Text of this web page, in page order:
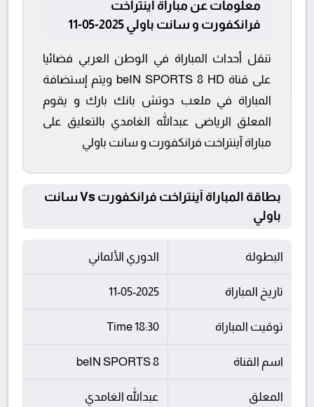
معلومات عن مباراة آينتراخت
فرانكفورت و سانت باولي 2025-05-11
تنقل أحداث المباراة في الوطن العربي فضائيا
على قناة beIN SPORTS 8 HD ويتم إستضافة
المباراة في ملعب دوتش بانك بارك و يقوم
المعلق الرياضى عبدالله الغامدي بالتعليق على
مباراة آينتراخت فرانكفورت و سانت باولي
بطاقة المباراة آينتراخت فرانكفورت Vs سانت
باولي
البطولة الدوري الألماني
تاريخ المباراة 11-05-2025
توقيت المباراة 18:30 Time
اسم القناة beIN SPORTS 8
المعلق عبدالله الغامدي